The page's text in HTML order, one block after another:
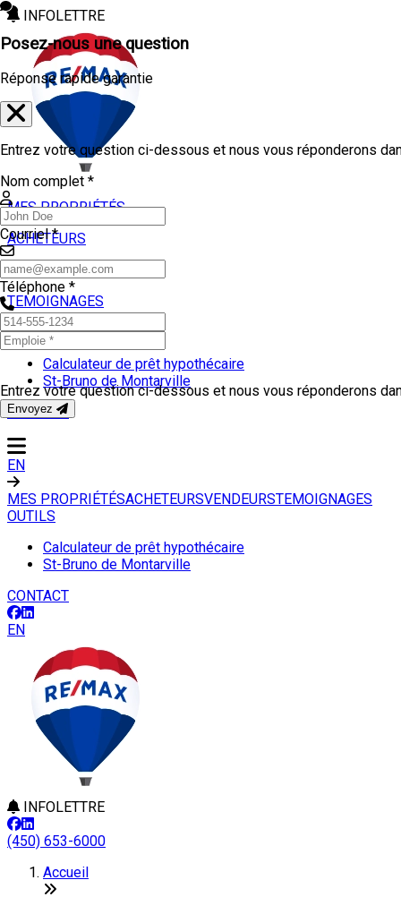
INFOLETTRE
MES PROPRIÉTÉS
ACHETEURS
VENDEURS
TEMOIGNAGES
OUTILS
Calculateur de prêt hypothécaire
St-Bruno de Montarville
CONTACT
EN
MES PROPRIÉTÉSACHETEURSVENDEURSTEMOIGNAGES
OUTILS
Calculateur de prêt hypothécaire
St-Bruno de Montarville
CONTACT
EN
INFOLETTRE
(450) 653-6000
Accueil
Posez-nous une question
Réponse rapide garantie
Entrez votre question ci-dessous et nous vous réponderons
Nom complet *
Courriel *
Téléphone *
Entrez votre question ci-dessous et nous vous réponderons
Envoyez